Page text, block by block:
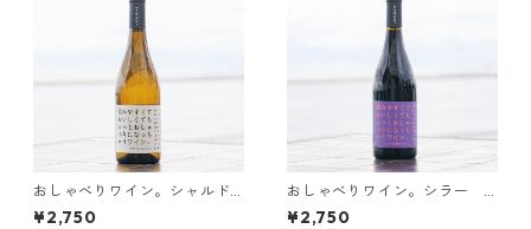
おしゃべりワイン。シャルド
ネ 750ml
¥2,750
おしゃべりワイン。シラー 7
50ml
¥2,750